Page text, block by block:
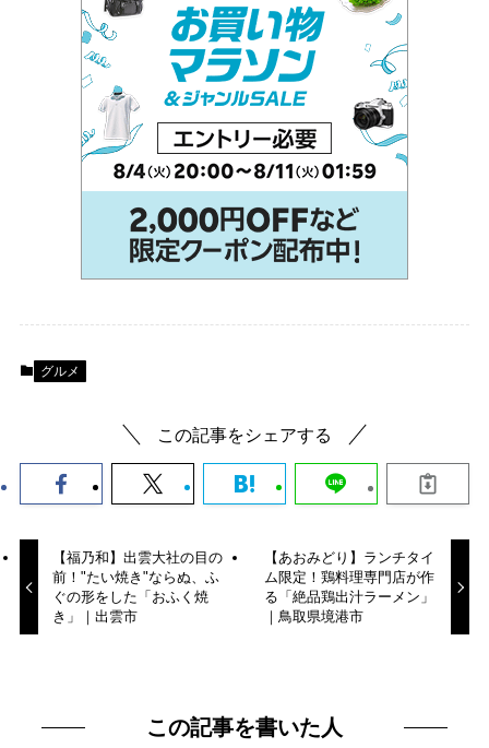
グルメ
この記事をシェアする
【福乃和】出雲大社の目の
前！"たい焼き"ならぬ、ふ
ぐの形をした「おふく焼
き」｜出雲市
【あおみどり】ランチタイ
ム限定！鶏料理専門店が作
る「絶品鶏出汁ラーメン」
｜鳥取県境港市
この記事を書いた人